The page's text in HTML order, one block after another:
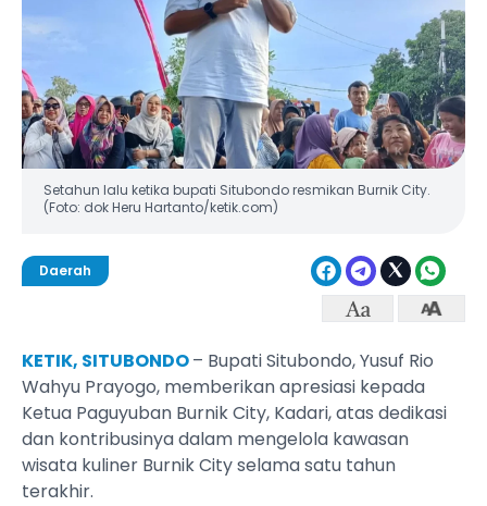
Setahun lalu ketika bupati Situbondo resmikan Burnik City.
(Foto: dok Heru Hartanto/ketik.com)
Daerah
KETIK, SITUBONDO– Bupati Situbondo, Yusuf Rio
Wahyu Prayogo, memberikan apresiasi kepada
Ketua Paguyuban Burnik City, Kadari, atas dedikasi
dan kontribusinya dalam mengelola kawasan
wisata kuliner Burnik City selama satu tahun
terakhir.